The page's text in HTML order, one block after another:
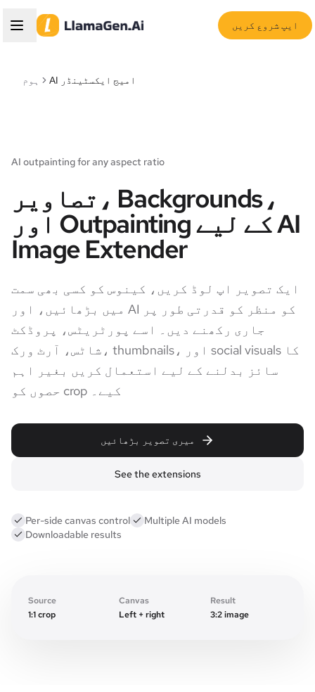
ایپ شروع کریں
ہوم AI امیج ایکسٹینڈر
AI outpainting for any aspect ratio
تصاویر، Backgrounds،
اور Outpainting کے لیے AI
Image Extender
ایک تصویر اپ لوڈ کریں، کینوس کو کسی بھی سمت
میں بڑھائیں، اور AI کو منظر کو قدرتی طور پر
جاری رکھنے دیں۔ اسے پورٹریٹس، پروڈکٹ
شاٹس، آرٹ ورک، thumbnails، اور social visuals کا
سائز بدلنے کے لیے استعمال کریں بغیر اہم
حصوں کو crop کیے۔
میری تصویر بڑھائیں
See the extensions
Per-side canvas control
Multiple AI models
Downloadable results
Source
1:1 crop
Canvas
Left + right
Result
3:2 image